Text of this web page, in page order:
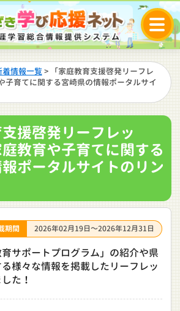
着情報一覧> 「家庭教育支援啓発リーフレ
子育てに関する宮崎県の情報ポータルサイ
支援啓発リーフレッ
教育や子育てに関する
ポータルサイトのリン
期間 2026年02月19日～2026年12月31日
育サポートプログラム」の紹介や県
様々な情報を掲載したリーフレッ
た！